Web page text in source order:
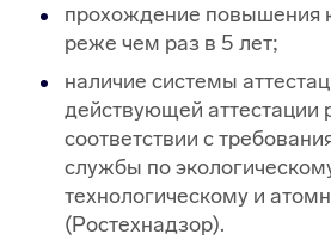
прохождение повышения
реже чем раз в 5 лет;
наличие системы
действующей аттестации
соответствии с
службы по
технологическому и
(Ростехнадзор).